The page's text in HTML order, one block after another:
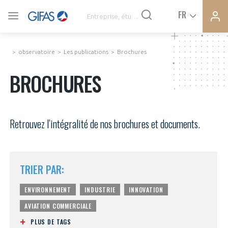
FR
AGENDA
COMMUNIQUÉS DE PRESSE
observatoire Les publications Brochures
BROCHURES
Retrouvez l’intégralité de nos brochures et documents.
TRIER PAR:
ENVIRONNEMENT INDUSTRIE
INNOVATION
AVIATION COMMERCIALE
PLUS DE TAGS
VOUS ÊTES ADHÉRENTS
PAS ENCORE ADHÉRENT ?
VOUS ÊTES UN PROFESSIONNEL DE LA FILIÈRE ?
DEMANDE D’ADHÉSION
Avez-vous un statut de droit français ?